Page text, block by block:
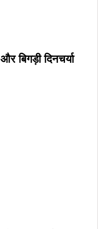
बिगड़ी दिनचर्या